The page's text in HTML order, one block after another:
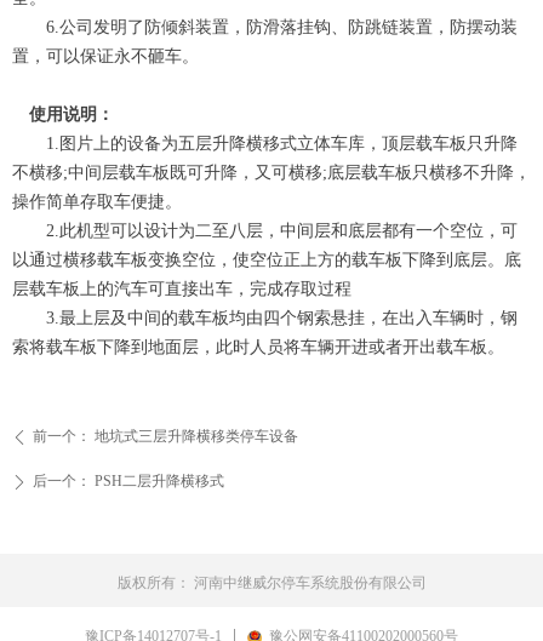
ꄴ 前一个： 地坑式三层升降横移类停车设备
ꄲ 后一个： PSH二层升降横移式
6.公司发明了防倾斜装置，防滑落挂钩、防跳链装置，防摆动装
置，可以保证永不砸车。
使用说明：
1.图片上的设备为五层升降横移式立体车库，顶层载车板只升降
不横移;中间层载车板既可升降，又可横移;底层载车板只横移不升降，
操作简单存取车便捷。
2.此机型可以设计为二至八层，中间层和底层都有一个空位，可
以通过横移载车板变换空位，使空位正上方的载车板下降到底层。底
层载车板上的汽车可直接出车，完成存取过程
3.最上层及中间的载车板均由四个钢索悬挂，在出入车辆时，钢
索将载车板下降到地面层，此时人员将车辆开进或者开出载车板。
版权所有： 河南中继威尔停车系统股份有限公司
豫ICP备14012707号-1 豫公网安备41100202000560号